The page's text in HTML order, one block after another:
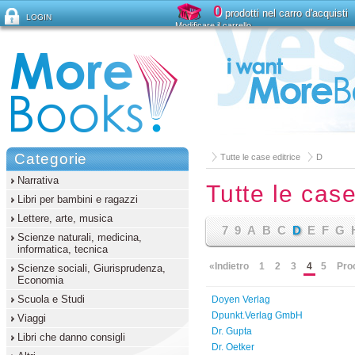
Tutte le case editrice D
Tutte le
7 9 A B C D E F G
«Indietro 1 2 3 4 5
Doyen Verlag
Dpunkt.Verlag GmbH
Dr. Gupta
Dr. Oetker
Categorie
Narrativa
Libri per bambini e ragazzi
Lettere, arte, musica
Scienze naturali, medicina,
informatica, tecnica
Scienze sociali, Giurisprudenza,
Economia
Scuola e Studi
Viaggi
Libri che danno consigli
LOGIN
Ha dimenticato la password?
0prodotti nel carro d'acquisti
Modificare il carrello